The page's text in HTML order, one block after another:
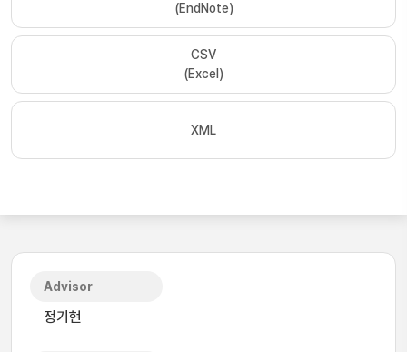
(EndNote)
CSV
(Excel)
XML
Advisor
정기현